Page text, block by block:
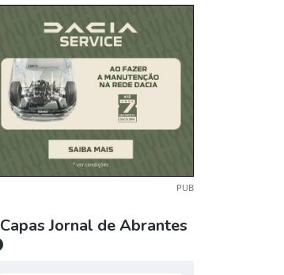
PUB
Capas Jornal de Abrantes